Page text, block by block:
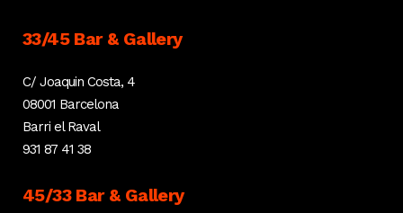
33/45 Bar & Gallery
C/ Joaquin Costa, 4
08001 Barcelona
Barri el Raval
931 87 41 38
45/33 Bar & Gallery